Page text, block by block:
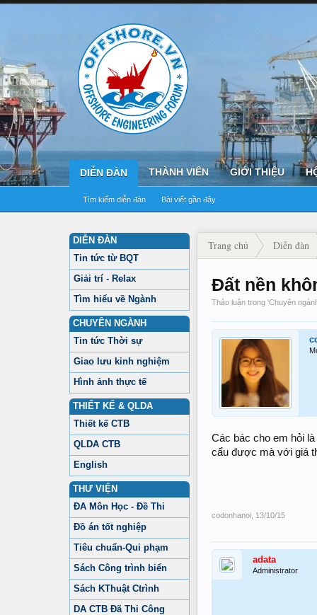
DIỄN ĐÀN
Tìm kiếm diễn đàn Bài viết gần đây
THÀNH VIÊN GIỚI THIỆU
DIỄN ĐÀN
Tin tức từ BQT
Giải trí - Relax
Tìm hiểu về Ngành
CHUYÊN NGÀNH
Tin tức Thời sự
Giao lưu kinh nghiệm
Hình ảnh thực tế
THIẾT KẾ & QLDA
Thiết kế CTB
QLDA CTB
English
THƯ VIỆN
ĐA Môn Học - Đề Thi
Đồ án tốt nghiệp
Tiêu chuẩn-Qui phạm
Sách Công trình biển
Sách KThuật Ctrình
DA CTB Đã Thi Công
Trang chủ Diễn đàn
Đất nền
Thảo luận trong 'Chuyên
Các bác cho em hỏi
cẩu được mà với giá
codonhanoi 13/10/15
adata
Administrator